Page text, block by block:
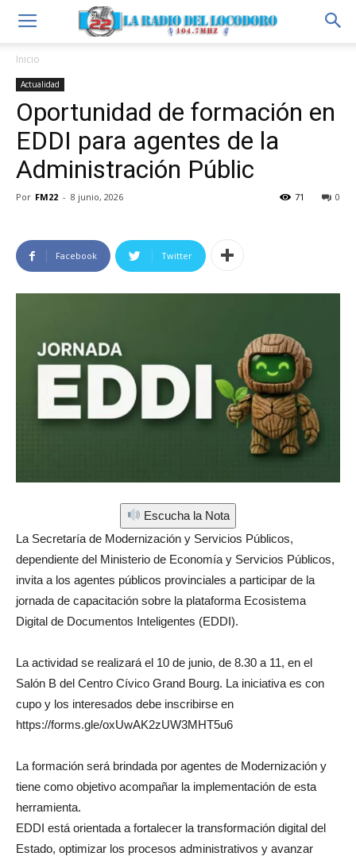
Inicio
Actualidad
Oportunidad de formación en
EDDI para agentes de la
Administración Públic
Por FM22 - 8 junio, 2026 0
71
Facebook Twitter
Escucha la Nota
La Secretaría de Modernización y Servicios Públicos,
dependiente del Ministerio de Economía y Servicios Públicos,
invita a los agentes públicos provinciales a participar de la
jornada de capacitación sobre la plataforma Ecosistema
Digital de Documentos Inteligentes (EDDI).
La actividad se realizará el 10 de junio, de 8.30 a 11, en el
Salón B del Centro Cívico Grand Bourg. La iniciativa es con
cupo y los interesados debe inscribirse en
https://forms.gle/oxUwAK2zUW3MHT5u6
La formación será brindada por agentes de Modernización y
tiene como objetivo acompañar la implementación de esta
herramienta.
EDDI está orientada a fortalecer la transformación digital del
Estado, optimizar los procesos administrativos y avanzar